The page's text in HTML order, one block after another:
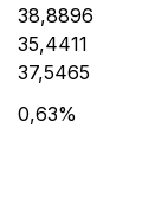
38,8896
35,4411
37,5465
0,63%